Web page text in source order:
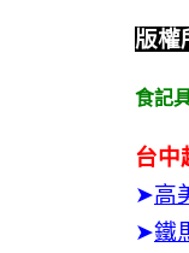
版權
食記
台中
➤高
➤鐵